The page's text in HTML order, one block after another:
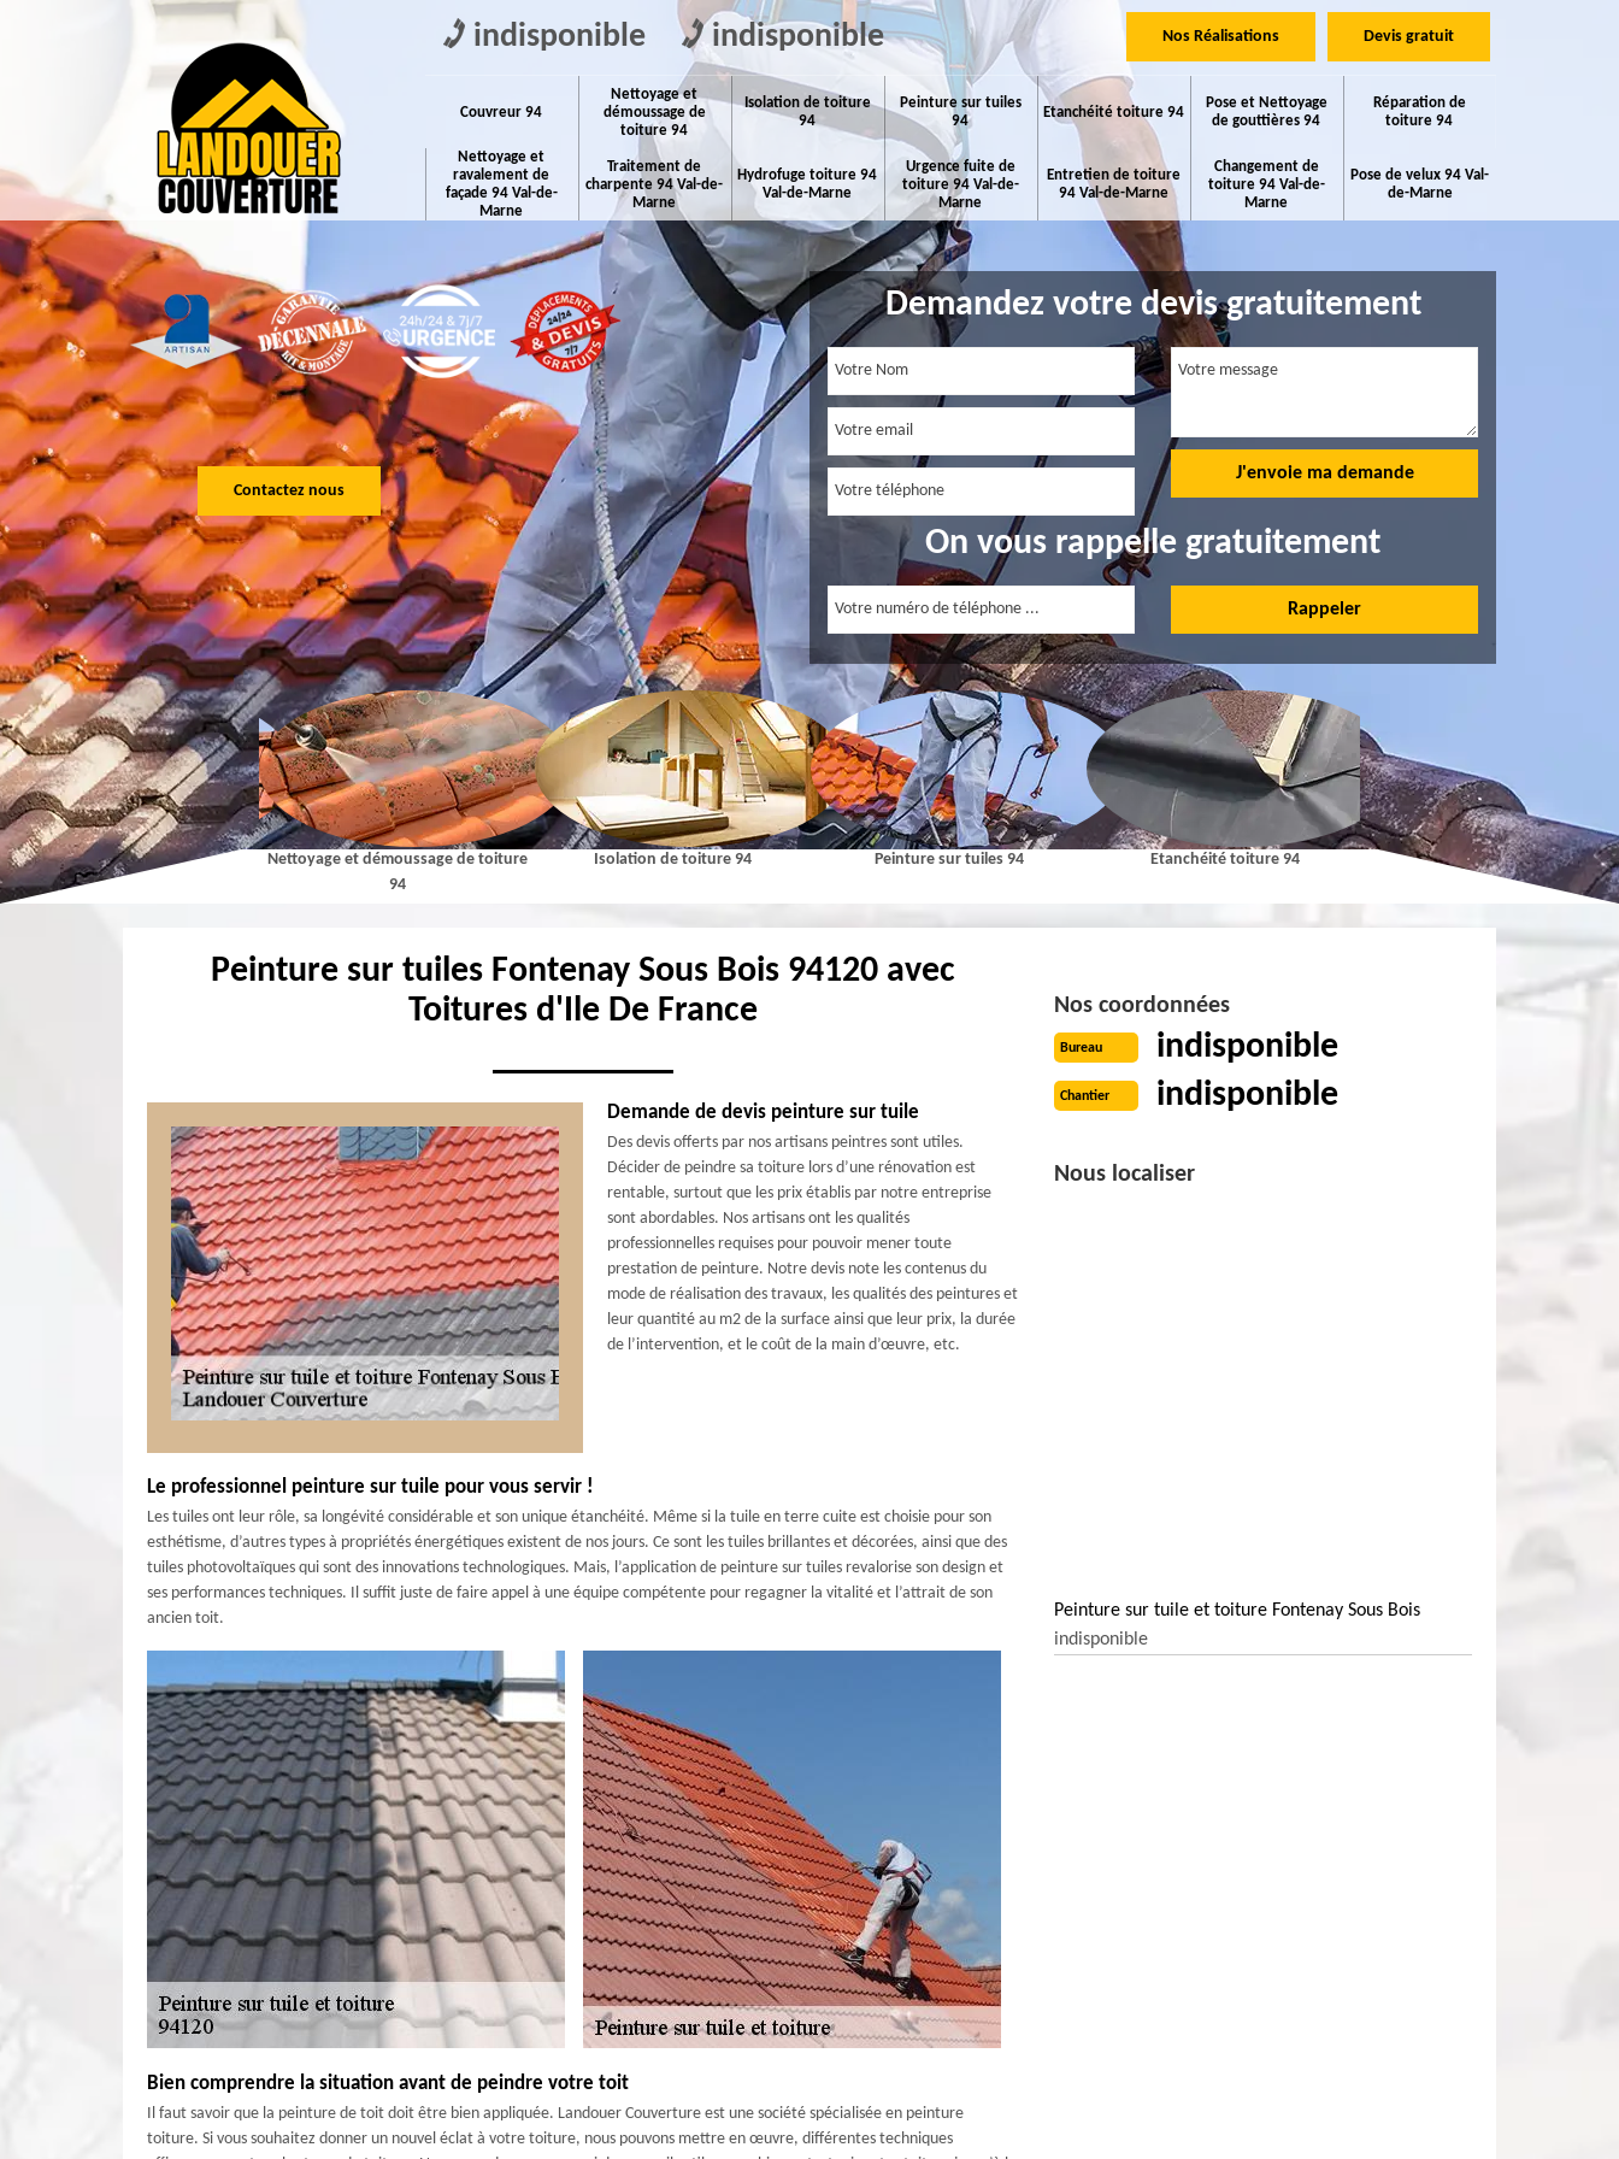
indisponible indisponible Nos Réalisations Devis gratuit
Couvreur 94
Nettoyage et
démoussage de
toiture 94
Isolation de toiture
94
Peinture sur tuiles
94
Etanchéité toiture 94
Pose et Nettoyage
de gouttières 94
Réparation de
toiture 94
Nettoyage et
ravalement de
façade 94 Val-de-
Marne
Traitement de
charpente 94 Val-de-
Marne
Hydrofuge toiture 94
Val-de-Marne
Urgence fuite de
toiture 94 Val-de-
Marne
Entretien de toiture
94 Val-de-Marne
Changement de
toiture 94 Val-de-
Marne
Pose de velux 94 Val-
de-Marne
Contactez nous
Demandez votre devis gratuitement
On vous rappelle gratuitement
Couvreur 94
Nettoyage et démoussage de toiture
94
Isolation de toiture 94 Peinture sur tuiles 94 Etanchéité toiture 94 Pose et Nettoyage de gouttières
Peinture sur tuiles Fontenay Sous Bois 94120 avec
Toitures d'Ile De France
Demande de devis peinture sur tuile
Des devis offerts par nos artisans peintres sont utiles.
Décider de peindre sa toiture lors d’une rénovation est
rentable, surtout que les prix établis par notre entreprise
sont abordables. Nos artisans ont les qualités
professionnelles requises pour pouvoir mener toute
prestation de peinture. Notre devis note les contenus du
mode de réalisation des travaux, les qualités des peintures et
leur quantité au m2 de la surface ainsi que leur prix, la durée
de l’intervention, et le coût de la main d’œuvre, etc.
Le professionnel peinture sur tuile pour vous servir !
Les tuiles ont leur rôle, sa longévité considérable et son unique étanchéité. Même si la tuile en terre cuite est choisie pour son
esthétisme, d’autres types à propriétés énergétiques existent de nos jours. Ce sont les tuiles brillantes et décorées, ainsi que des
tuiles photovoltaïques qui sont des innovations technologiques. Mais, l’application de peinture sur tuiles revalorise son design et
ses performances techniques. Il suffit juste de faire appel à une équipe compétente pour regagner la vitalité et l’attrait de son
ancien toit.
Bien comprendre la situation avant de peindre votre toit
Il faut savoir que la peinture de toit doit être bien appliquée. Landouer Couverture est une société spécialisée en peinture
toiture. Si vous souhaitez donner un nouvel éclat à votre toiture, nous pouvons mettre en œuvre, différentes techniques
Nos coordonnées
Bureau indisponible
Chantier indisponible
Nous localiser
Peinture sur tuile et toiture Fontenay Sous Bois
indisponible